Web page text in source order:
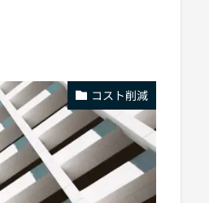
コスト削減